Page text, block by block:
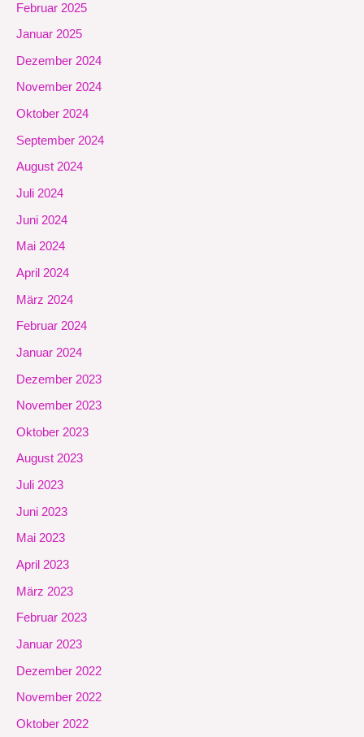
Februar 2025
Januar 2025
Dezember 2024
November 2024
Oktober 2024
September 2024
August 2024
Juli 2024
Juni 2024
Mai 2024
April 2024
März 2024
Februar 2024
Januar 2024
Dezember 2023
November 2023
Oktober 2023
August 2023
Juli 2023
Juni 2023
Mai 2023
April 2023
März 2023
Februar 2023
Januar 2023
Dezember 2022
November 2022
Oktober 2022